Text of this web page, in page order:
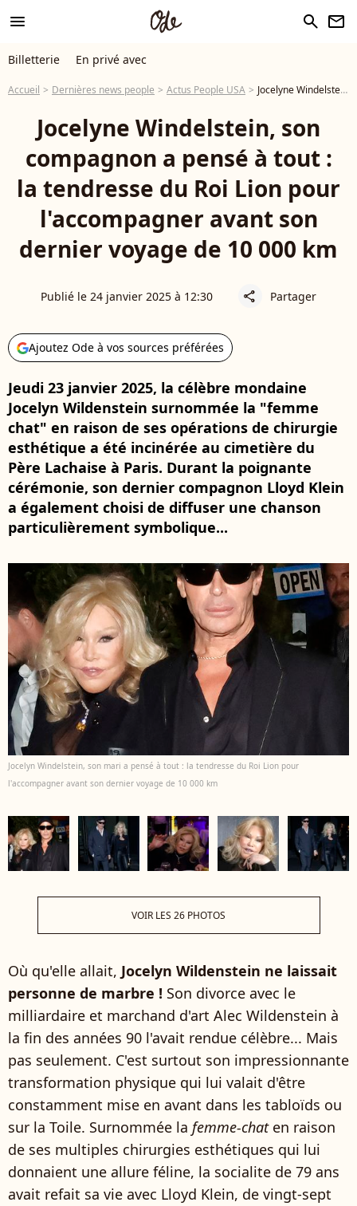
menu search newsletter
Billetterie En privé avec
Accueil Dernières news people Actus People USA Jocelyne Windelstein, son compagnon a pensé à tout : la tendresse du Roi Lion pour l'accompagner avant son dernier voyage de 10 000 km
Jocelyne Windelstein, son
compagnon a pensé à tout :
la tendresse du Roi Lion pour
l'accompagner avant son
dernier voyage de 10 000 km
Publié le 24 janvier 2025 à 12:30 share Partager
Ajoutez Ode à vos sources préférées
Jeudi 23 janvier 2025, la célèbre mondaine
Jocelyn Wildenstein surnommée la "femme
chat" en raison de ses opérations de chirurgie
esthétique a été incinérée au cimetière du
Père Lachaise à Paris. Durant la poignante
cérémonie, son dernier compagnon Lloyd Klein
a également choisi de diffuser une chanson
particulièrement symbolique...
Jocelyn Windelstein, son mari a pensé à tout : la tendresse du Roi Lion pour
l'accompagner avant son dernier voyage de 10 000 km
VOIR LES 26 PHOTOS
Où qu'elle allait, Jocelyn Wildenstein ne laissait
personne de marbre ! Son divorce avec le
milliardaire et marchand d'art Alec Wildenstein à
la fin des années 90 l'avait rendue célèbre... Mais
pas seulement. C'est surtout son impressionnante
transformation physique qui lui valait d'être
constamment mise en avant dans les tabloïds ou
sur la Toile. Surnommée la femme-chaten raison
de ses multiples chirurgies esthétiques qui lui
donnaient une allure féline, la socialite de 79 ans
avait refait sa vie avec Lloyd Klein, de vingt-sept